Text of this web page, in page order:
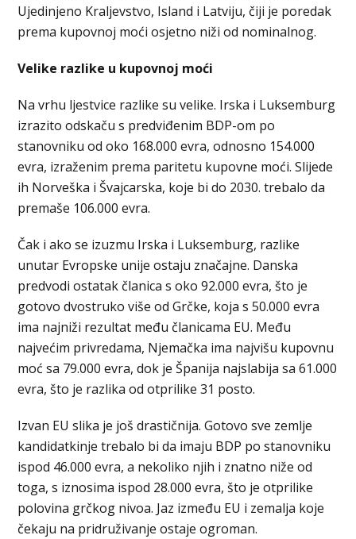
Ujedinjeno Kraljevstvo, Island i Latviju, čiji je poredak
prema kupovnoj moći osjetno niži od nominalnog.
Velike razlike u kupovnoj moći
Na vrhu ljestvice razlike su velike. Irska i Luksemburg
izrazito odskaču s predviđenim BDP-om po
stanovniku od oko 168.000 evra, odnosno 154.000
evra, izraženim prema paritetu kupovne moći. Slijede
ih Norveška i Švajcarska, koje bi do 2030. trebalo da
premaše 106.000 evra.
Čak i ako se izuzmu Irska i Luksemburg, razlike
unutar Evropske unije ostaju značajne. Danska
predvodi ostatak članica s oko 92.000 evra, što je
gotovo dvostruko više od Grčke, koja s 50.000 evra
ima najniži rezultat među članicama EU. Među
najvećim privredama, Njemačka ima najvišu kupovnu
moć sa 79.000 evra, dok je Španija najslabija sa 61.000
evra, što je razlika od otprilike 31 posto.
Izvan EU slika je još drastičnija. Gotovo sve zemlje
kandidatkinje trebalo bi da imaju BDP po stanovniku
ispod 46.000 evra, a nekoliko njih i znatno niže od
toga, s iznosima ispod 28.000 evra, što je otprilike
polovina grčkog nivoa. Jaz između EU i zemalja koje
čekaju na pridruživanje ostaje ogroman.